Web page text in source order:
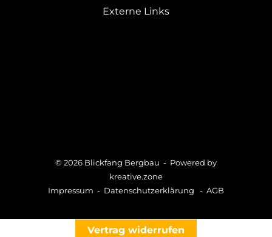
Externe Links
© 2026 Blickfang Bergbau - Powered by
kreative.zone
Impressum - Datenschutzerklärung - AGB
Vertrag widerrufen